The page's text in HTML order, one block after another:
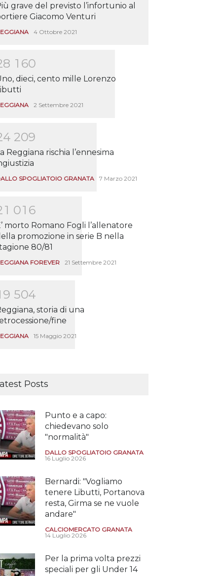
grave del previsto l’infortunio al
Giacomo Venturi
4 Ottobre 2021
8 1 60
dieci, cento mille Lorenzo
2 Settembre 2021
4 209
Reggiana rischia l’ennesima
SPOGLIATOIO GRANATA 7 Marzo 2021
1 01 6
morto Romano Fogli l’allenatore
promozione in serie B nella
80/81
FOREVER 21 Settembre 2021
9 504
storia di una
fine
15 Maggio 2021
Posts
Punto e a capo:
chiedevano solo
"normalità"
DALLO SPOGLIATOIO GRANATA
16 Luglio 2026
Bernardi: "Vogliamo
tenere Libutti, Portanova
resta, Girma se ne vuole
andare"
CALCIOMERCATO GRANATA
14 Luglio 2026
Per la prima volta prezzi
speciali per gli Under 14